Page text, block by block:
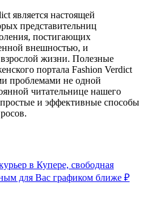
является настоящей
представительниц
постигающих
внешностью, и
жизни. Полезные
портала Fashion Verdict
проблемами не одной
читательнице нашего
простые и эффективные способы
в Купере, свободная
для Вас графиком ближе ₽